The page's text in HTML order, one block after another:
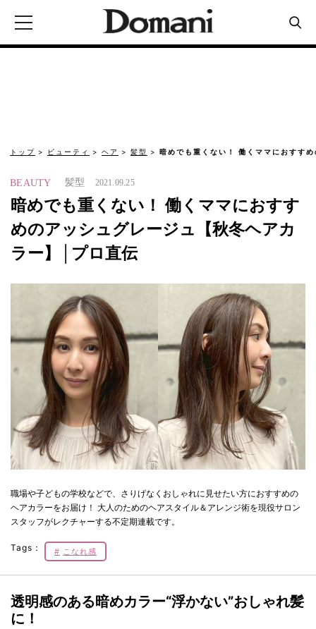
トップ ビューティ ヘア 髪型 暗めでも重くない！ 働くママにおすす
BEAUTY 髪型 2021.09.25
暗めでも重くない！ 働くママにおすす
めのアッシュグレージュ【秋冬ヘアカ
ラー】│プロ直伝
職場や子どもの学校などで、さりげなくおしゃれに見せたい方におすすめの
ヘアカラーをお届け！ 大人のためのヘアスタイル＆アレンジ術を現役サロン
スタッフがレクチャーする不定期連載です。
Tags： こなれ感
透明感のある暗めカラー“浮かない”おしゃれ髪
に！